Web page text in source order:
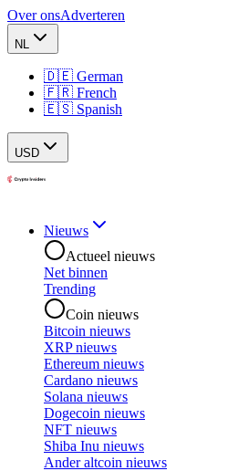
Over onsAdverteren
NL
🇩🇪 German
🇫🇷 French
🇪🇸 Spanish
USD
Nieuws
Actueel nieuws
Net binnen
Trending
Coin nieuws
Bitcoin nieuws
XRP nieuws
Ethereum nieuws
Cardano nieuws
Solana nieuws
Dogecoin nieuws
NFT nieuws
Shiba Inu nieuws
Ander altcoin nieuws